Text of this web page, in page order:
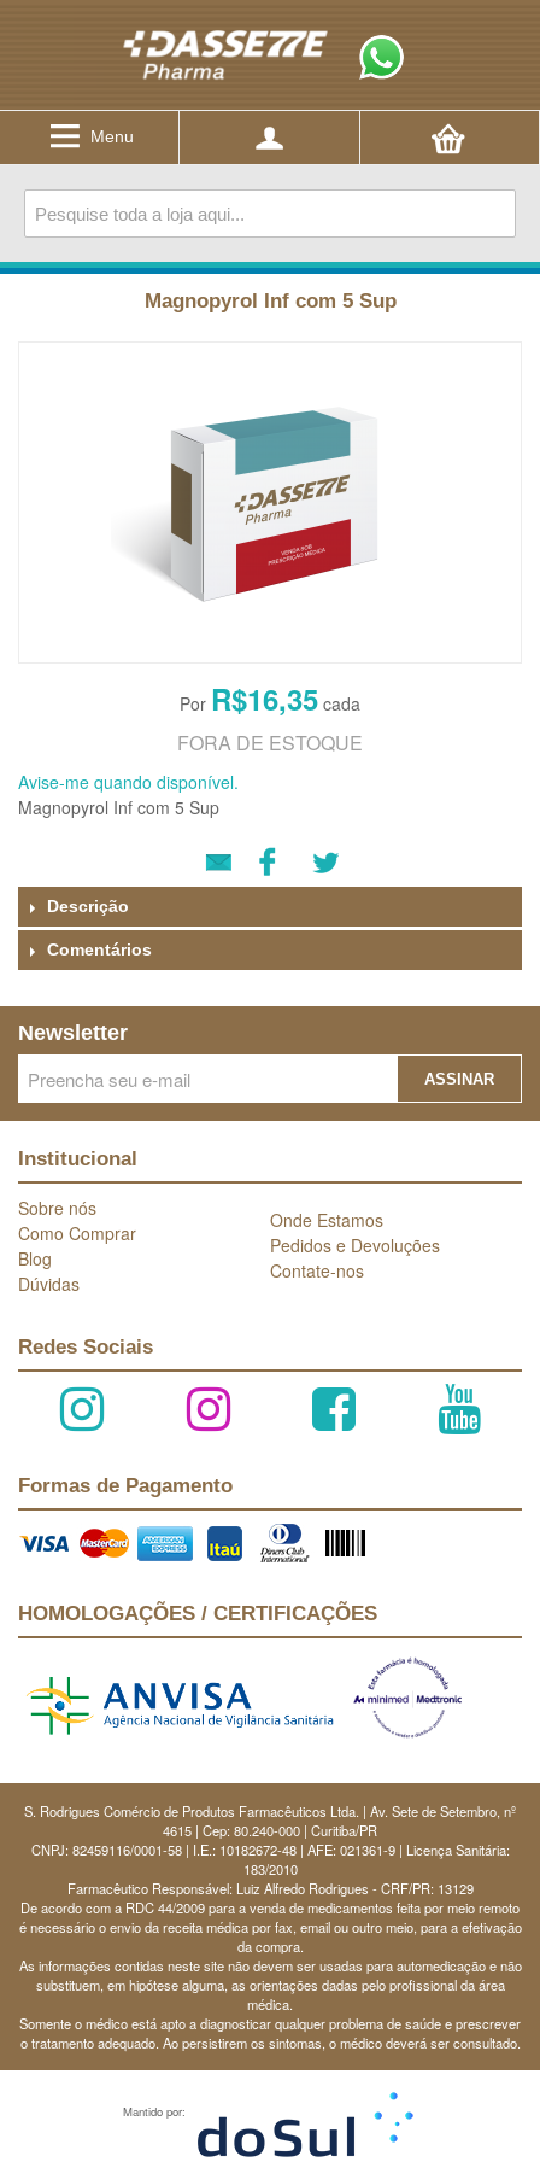
Menu
Magnopyrol Inf com 5 Sup
R$16,35
FORA DE ESTOQUE
Avise-me quando disponível.
Magnopyrol Inf com 5 Sup
Descrição
Comentários
Newsletter
ASSINAR
Institucional
Sobre nós
Como Comprar
Blog
Dúvidas
Onde Estamos
Pedidos e Devoluções
Contate-nos
Redes Sociais
Formas de Pagamento
HOMOLOGAÇÕES / CERTIFICAÇÕES
S. Rodrigues Comércio de Produtos Farmacêuticos Ltda. | Av. Sete de Setembro, nº
4615 | Cep: 80.240-000 | Curitiba/PR
CNPJ: 82459116/0001-58 | I.E.: 10182672-48 | AFE: 021361-9 | Licença Sanitária:
183/2010
Farmacêutico Responsável: Luiz Alfredo Rodrigues - CRF/PR: 13129
De acordo com a RDC 44/2009 para a venda de medicamentos feita por meio remoto
é necessário o envio da receita médica por fax, email ou outro meio, para a efetivação
da compra.
As informações contidas neste site não devem ser usadas para automedicação e não
substituem, em hipótese alguma, as orientações dadas pelo profissional da área
médica.
Somente o médico está apto a diagnosticar qualquer problema de saúde e prescrever
o tratamento adequado. Ao persistirem os sintomas, o médico deverá ser consultado.
Mantido por: